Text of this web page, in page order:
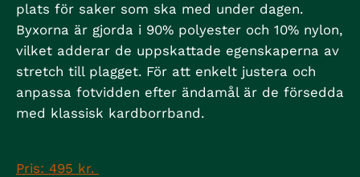
plats för saker som ska med under dagen.
Byxorna är gjorda i 90% polyester och 10% nylon,
vilket adderar de uppskattade egenskaperna av
stretch till plagget. För att enkelt justera och
anpassa fotvidden efter ändamål är de försedda
med klassisk kardborrband.
Pris: 495 kr.